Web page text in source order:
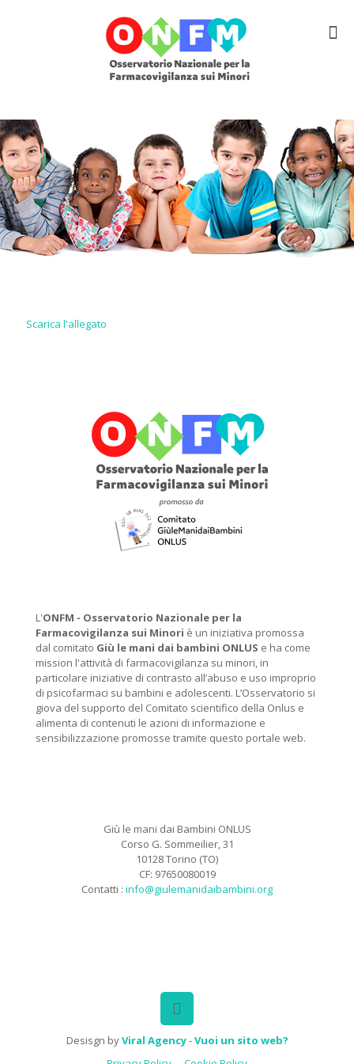
Scarica l'allegato
L'ONFM - Osservatorio Nazionale per la
Farmacovigilanza sui Minori è un iniziativa promossa
dal comitato Giù le mani dai bambini ONLUS e ha come
mission l'attività di farmacovigilanza su minori, in
particolare iniziative di contrasto all’abuso e uso improprio
di psicofarmaci su bambini e adolescenti. L’Osservatorio si
giova del supporto del Comitato scientifico della Onlus e
alimenta di contenuti le azioni di informazione e
sensibilizzazione promosse tramite questo portale web.
Giù le mani dai Bambini ONLUS
Corso G. Sommeilier, 31
10128 Torino (TO)
CF: 97650080019
Contatti : info@giulemanidaibambini.org
Desisgn byViral Agency-Vuoi un sito web?